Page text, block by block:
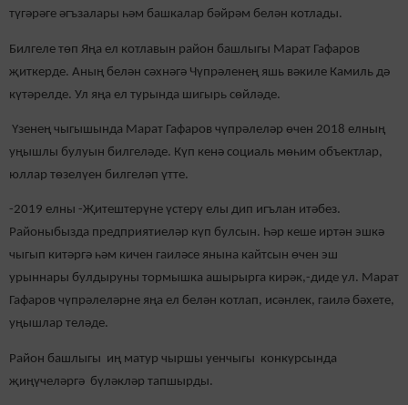
түгәрәге әгъзалары һәм башкалар бәйрәм белән котлады.
Билгеле төп Яңа ел котлавын район башлыгы Марат Гафаров
җиткерде. Аның белән сәхнәгә Чүпрәленең яшь вәкиле Камиль дә
күтәрелде. Ул яңа ел турында шигырь сөйләде.
Үзенең чыгышында Марат Гафаров чүпрәлеләр өчен 2018 елның
уңышлы булуын билгеләде. Күп кенә социаль мөһим объектлар,
юллар төзелүен билгеләп үтте.
-2019 елны -Җитештерүне үстерү елы дип игълан итәбез.
Районыбызда предприятиеләр күп булсын. Һәр кеше иртән эшкә
чыгып китәргә һәм кичен гаиләсе янына кайтсын өчен эш
урыннары булдыруны тормышка ашырырга кирәк,-диде ул. Марат
Гафаров чүпрәлеләрне яңа ел белән котлап, исәнлек, гаилә бәхете,
уңышлар теләде.
Район башлыгы иң матур чыршы уенчыгы конкурсында
җиңүчеләргә бүләкләр тапшырды.